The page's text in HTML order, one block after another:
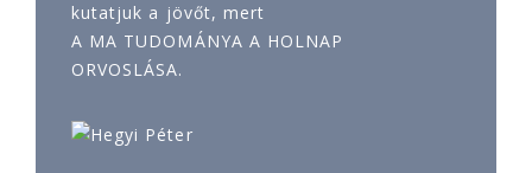
kutatjuk a jövőt, mert
A MA TUDOMÁNYA A HOLNAP
ORVOSLÁSA.